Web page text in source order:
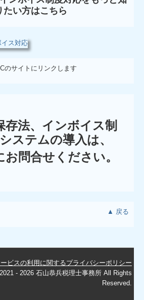
たい方はこちら
のサイトにリンクします
存法、インボイス制
ステムの導入は、
お問合せください。
▲ 戻る
ビスの利用に関するプライバシーポリシー
- 2026 石山恭兵税理士事務所 All Rights
Reserved.